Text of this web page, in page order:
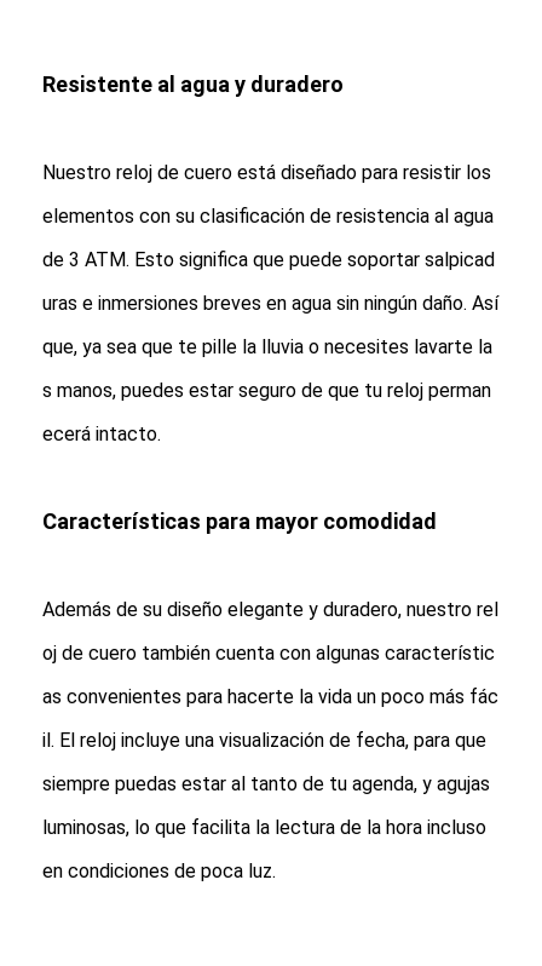
El blog
Reloj con correa de acero inoxidable
Reloj con correa de silicio
Reloj de luz de cuarzo
Reloj deportivo digital
Reloj de pareja elegante
Repuestos para correas de relojes
Resistente al agua y duradero
Nuestro reloj de cuero está diseñado para resistir los
elementos con su clasificación de resistencia al agua
de 3 ATM. Esto significa que puede soportar salpicad
uras e inmersiones breves en agua sin ningún daño. Así
que, ya sea que te pille la lluvia o necesites lavarte la
s manos, puedes estar seguro de que tu reloj perman
ecerá intacto.
Características para mayor comodidad
Además de su diseño elegante y duradero, nuestro rel
oj de cuero también cuenta con algunas característic
as convenientes para hacerte la vida un poco más fác
il. El reloj incluye una visualización de fecha, para que
siempre puedas estar al tanto de tu agenda, y agujas
luminosas, lo que facilita la lectura de la hora incluso
en condiciones de poca luz.